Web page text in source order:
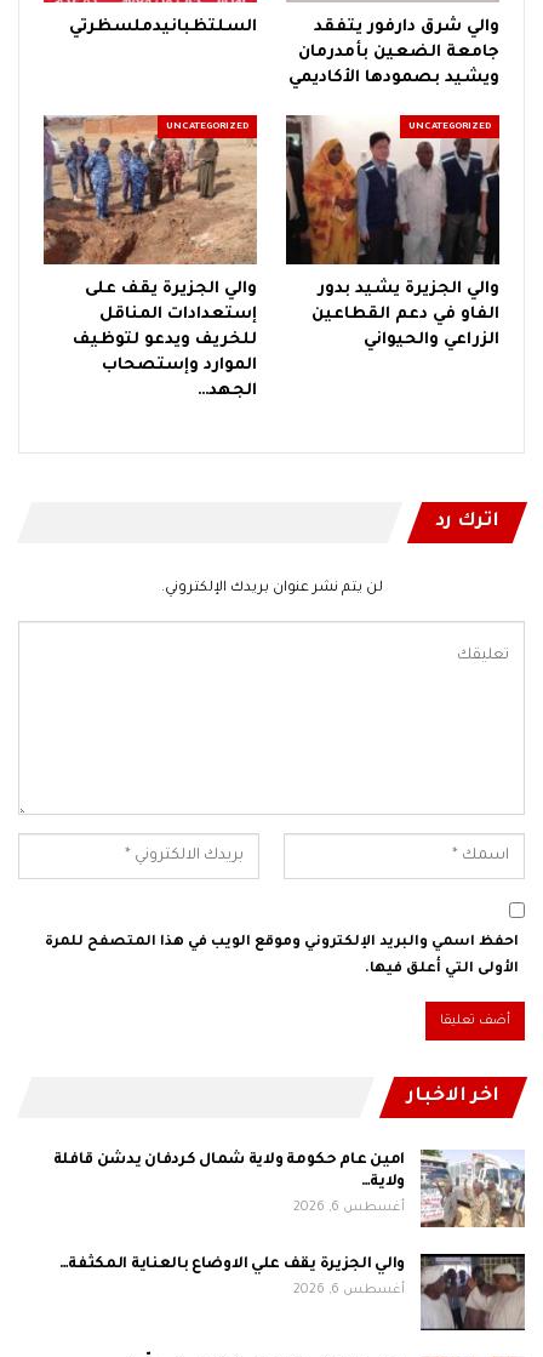
والي شرق دارفور يتفقد
جامعة الضعين بأمدرمان
ويشيد بصمودها الأكاديمي
السلتظبانيدملسظرتي
UNCATEGORIZED
والي الجزيرة يشيد بدور
الفاو في دعم القطاعين
الزراعي والحيواني
UNCATEGORIZED
والي الجزيرة يقف على
إستعدادات المناقل
للخريف ويدعو لتوظيف
الموارد وإستصحاب
الجهد…
اترك رد
لن يتم نشر عنوان بريدك الإلكتروني.
احفظ اسمي والبريد الإلكتروني وموقع الويب في هذا المتصفح للمرة
الأولى التي أعلق فيها.
اخر الاخبار
امين عام حكومة ولاية شمال كردفان يدشن قافلة
ولاية…
أغسطس 6, 2026
والي الجزيرة يقف علي الاوضاع بالعناية المكثفة…
أغسطس 6, 2026